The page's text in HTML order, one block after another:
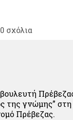
0 σχόλια
της γνώμης”
Πρέβεζας.